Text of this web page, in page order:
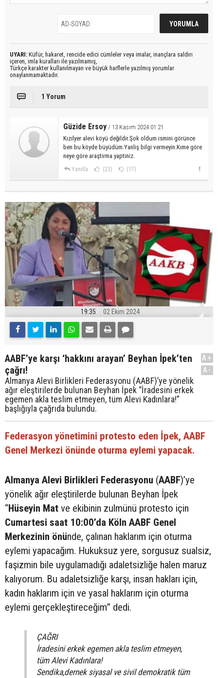
UYARI: Küfür, hakaret, rencide edici cümleler veya imalar, inançlara saldırı
içeren, imla kuralları ile yazılmamış,
Türkçe karakter kullanılmayan ve büyük harflerle yazılmış yorumlar
onaylanmamaktadır.
1 Yorum
Güzide Ersoy / 13 Kasım 2024 01:21
Kızılyer alevi köyü değildir.Şok oldum ismini görünce
ben bu köyde büyüdüm.Yanliş bilgi vermeyin.Kıme göre
neye göre araştirma yaptiniz.
Yanıtla (23) (17)
19:35 02 Ekim 2024
AABF’ye karşı ‘hakkını arayan’ Beyhan İpek’ten
çağrı!
Almanya Alevi Birlikleri Federasyonu (AABF)’ye yönelik
ağır eleştirilerde bulunan Beyhan İpek “İradesini erkek
egemen akla teslim etmeyen, tüm Alevi Kadınlara!”
başlığıyla çağrıda bulundu.
A+
A-
Federasyon yönetimini protesto eden İpek, AABF
Genel Merkezi önünde oturma eylemi yapacak.
Almanya Alevi Birlikleri Federasyonu (AABF)’ye
yönelik ağır eleştirilerde bulunan Beyhan İpek
“Hüseyin Mat ve ekibinin zulmünü protesto için
Cumartesi saat 10:00’da Köln AABF Genel
Merkezinin önünde, çalınan haklarım için oturma
eylemi yapacağım. Hukuksuz yere, sorgusuz sualsiz,
faşizmin bile uygulamadığı adaletsizliğe halen maruz
kalıyorum. Bu adaletsizliğe karşı, insan hakları için,
kadın haklarım için ve yasal haklarım için oturma
eylemi gerçekleştireceğim” dedi.
ÇAĞRI
İradesini erkek egemen akla teslim etmeyen,
tüm Alevi Kadınlara!
Sendika,dernek siyasal ve sivil demokratik tüm